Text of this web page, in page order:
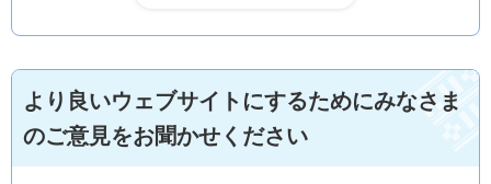
より良いウェブサイトにするためにみなさま
のご意見をお聞かせください